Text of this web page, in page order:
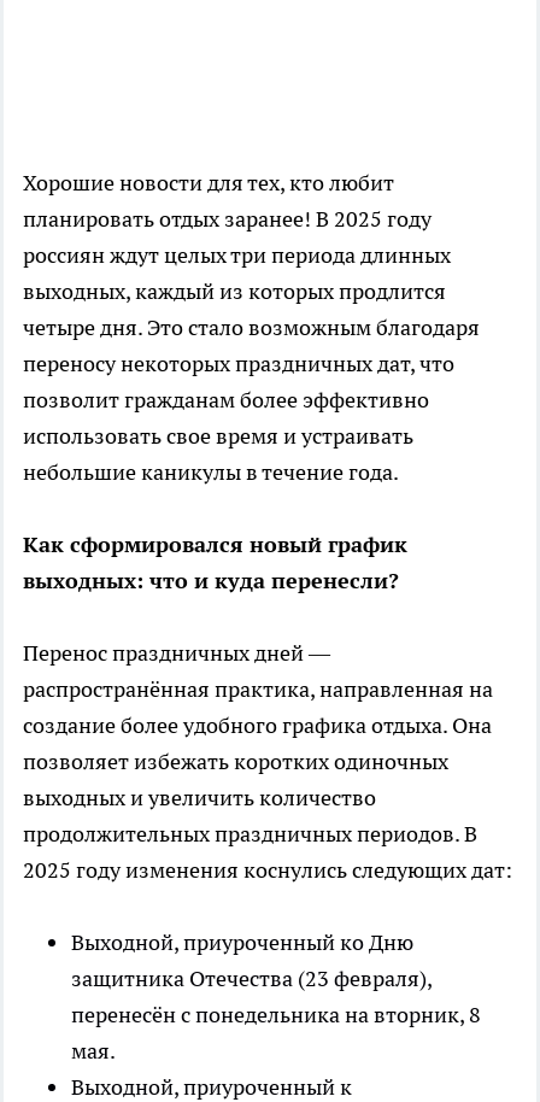
Хорошие новости для тех, кто любит
планировать отдых заранее! В 2025 году
россиян ждут целых три периода длинных
выходных, каждый из которых продлится
четыре дня. Это стало возможным благодаря
переносу некоторых праздничных дат, что
позволит гражданам более эффективно
использовать свое время и устраивать
небольшие каникулы в течение года.
Как сформировался новый график
выходных: что и куда перенесли?
Перенос праздничных дней —
распространённая практика, направленная на
создание более удобного графика отдыха. Она
позволяет избежать коротких одиночных
выходных и увеличить количество
продолжительных праздничных периодов. В
2025 году изменения коснулись следующих дат:
Выходной, приуроченный ко Дню
защитника Отечества (23 февраля),
перенесён с понедельника на вторник, 8
мая.
Выходной, приуроченный к